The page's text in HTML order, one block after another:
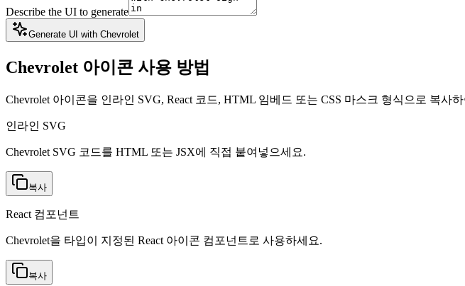
Describe the UI to generate
Generate UI with Chevrolet
Chevrolet 아이콘 사용 방법
Chevrolet 아이콘을 인라인 SVG, React 코드, HTML 임베드 또는 CSS 마스크 형식으로 복사
인라인 SVG
Chevrolet SVG 코드를 HTML 또는 JSX에 직접 붙여넣으세요.
복사
React 컴포넌트
Chevrolet을 타입이 지정된 React 아이콘 컴포넌트로 사용하세요.
복사